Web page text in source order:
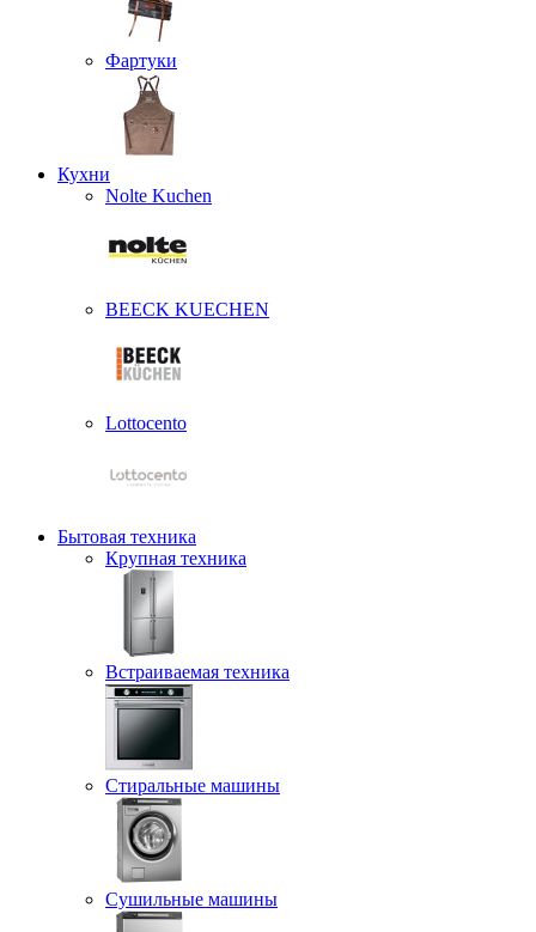
Фартуки
Кухни
Nolte Kuchen
BEECK KUECHEN
Lottocento
Бытовая техника
Крупная техника
Встраиваемая техника
Стиральные машины
Сушильные машины